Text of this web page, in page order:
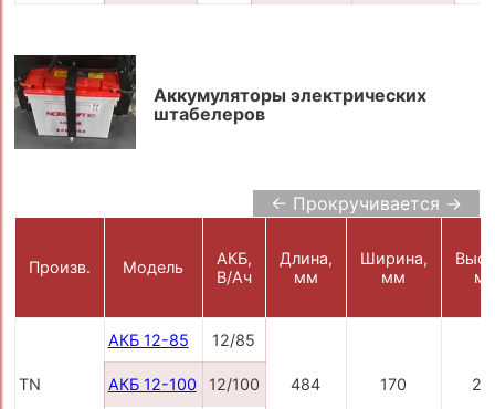
Аккумуляторы электрических
штабелеров
← Прокручивается →
Произв. Модель
АКБ,
В/Ач
Длина,
мм
Ширина,
мм
TN
АКБ 12-85 12/85
484 170
АКБ 12-100 12/100